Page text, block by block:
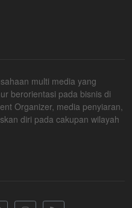
multi media yang
berorientasi pada bisnis di
Organizer, media penyiaran,
diri pada cakupan wilayah